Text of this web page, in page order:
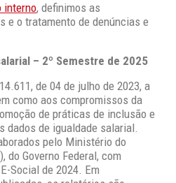
interno, definimos as
e o tratamento de denúncias e
– 2º Semestre de 2025
de 04 de julho de 2023, a
como aos compromissos da
de práticas de inclusão e
dados de igualdade salarial.
pelo Ministério do
do Governo Federal, com
Social de 2024. Em